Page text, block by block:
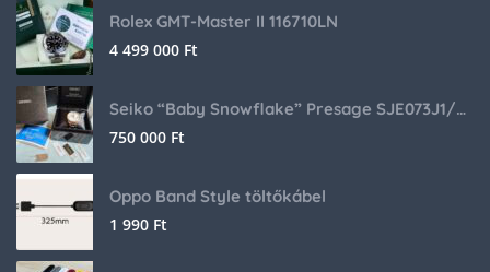
Rolex GMT-Master II 116710LN
4 499 000 Ft
Seiko “Baby Snowflake” Presage SJE073J1/SARA015 Limited Edition
750 000 Ft
Oppo Band Style töltőkábel
1 990 Ft